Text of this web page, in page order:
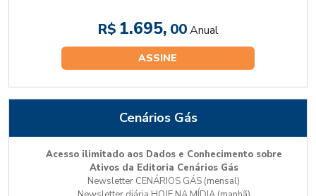
R$ 1.695, 00 Anual
ASSINE
Cenários Gás
Acesso ilimitado aos Dados e Conhecimento sobre
Ativos da Editoria Cenários Gás
Newsletter CENÁRIOS GÁS (mensal)